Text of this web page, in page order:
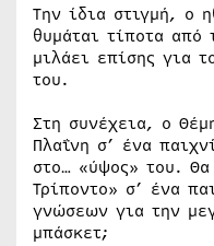
Την ίδια στιγμή, ο
θυμάται τίποτα από
μιλάει επίσης για
του.
Στη συνέχεια, ο
Πλαΐνη σ’ ένα
στο… «ύψος» του.
Τρίποντο» σ’ ένα
γνώσεων για την
μπάσκετ;